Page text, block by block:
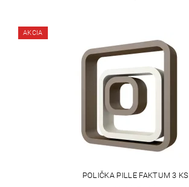
AKCIA
POLIČKA PILLE FAKTUM 3 KS